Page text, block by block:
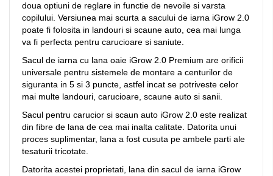
doua optiuni de reglare in functie de nevoile si varsta
copilului. Versiunea mai scurta a sacului de iarna iGrow 2.0
poate fi folosita in landouri si scaune auto, cea mai lunga
va fi perfecta pentru carucioare si saniute.
Sacul de iarna cu lana oaie iGrow 2.0 Premium are orificii
universale pentru sistemele de montare a centurilor de
siguranta in 5 si 3 puncte, astfel incat se potriveste celor
mai multe landouri, carucioare, scaune auto si sanii.
Sacul pentru carucior si scaun auto iGrow 2.0 este realizat
din fibre de lana de cea mai inalta calitate. Datorita unui
proces suplimentar, lana a fost cusuta pe ambele parti ale
tesaturii tricotate.
Datorita acestei proprietati, lana din sacul de iarna iGrow